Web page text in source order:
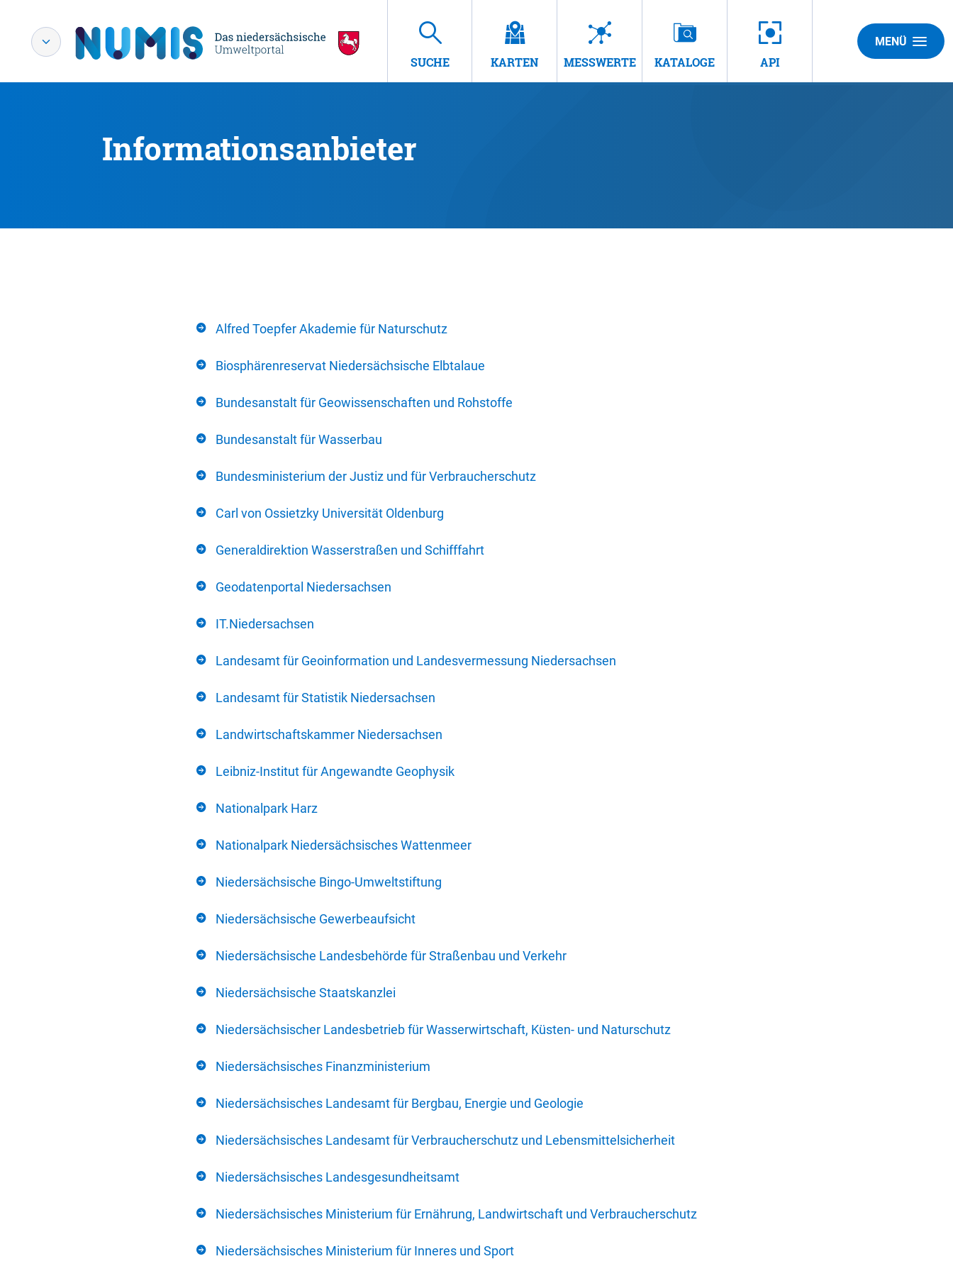
SUCHE KARTEN MESSWERTE KATALOGE API
MENÜ
Informationsanbieter
Alfred Toepfer Akademie für Naturschutz
Biosphärenreservat Niedersächsische Elbtalaue
Bundesanstalt für Geowissenschaften und Rohstoffe
Bundesanstalt für Wasserbau
Bundesministerium der Justiz und für Verbraucherschutz
Carl von Ossietzky Universität Oldenburg
Generaldirektion Wasserstraßen und Schifffahrt
Geodatenportal Niedersachsen
IT.Niedersachsen
Landesamt für Geoinformation und Landesvermessung Niedersachsen
Landesamt für Statistik Niedersachsen
Landwirtschaftskammer Niedersachsen
Leibniz-Institut für Angewandte Geophysik
Nationalpark Harz
Nationalpark Niedersächsisches Wattenmeer
Niedersächsische Bingo-Umweltstiftung
Niedersächsische Gewerbeaufsicht
Niedersächsische Landesbehörde für Straßenbau und Verkehr
Niedersächsische Staatskanzlei
Niedersächsischer Landesbetrieb für Wasserwirtschaft, Küsten- und Naturschutz
Niedersächsisches Finanzministerium
Niedersächsisches Landesamt für Bergbau, Energie und Geologie
Niedersächsisches Landesamt für Verbraucherschutz und Lebensmittelsicherheit
Niedersächsisches Landesgesundheitsamt
Niedersächsisches Ministerium für Ernährung, Landwirtschaft und Verbraucherschutz
Niedersächsisches Ministerium für Inneres und Sport